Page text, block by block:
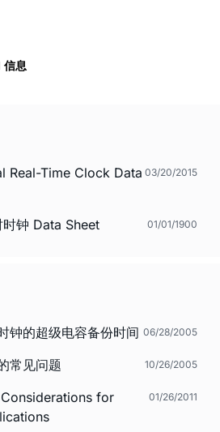
信息
Real-Time Clock Data 03/20/2015
钟 Data Sheet 01/01/1900
钟的超级电容备份时间 06/28/2005
常见问题 10/26/2005
for
01/26/2011